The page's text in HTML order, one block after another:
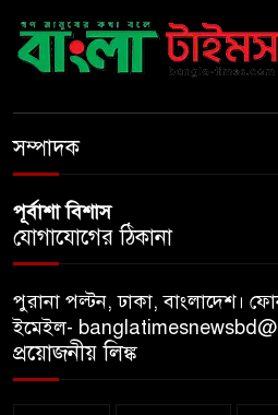
শ্রমিক
সম্পাদক
পূর্বাশা বিশাস
যোগাযোগের ঠিকানা
পুরানা পল্টন, ঢাকা, বাংলাদেশ।
ইমেইল-
প্রয়োজনীয় লিঙ্ক